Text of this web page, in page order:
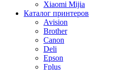
Xiaomi Mijia
Каталог принтеров
Avision
Brother
Canon
Deli
Epson
Fplus